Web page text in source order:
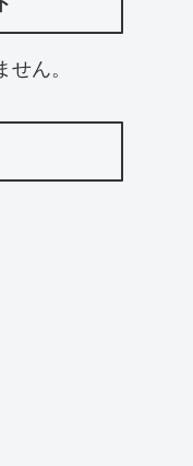
ん。